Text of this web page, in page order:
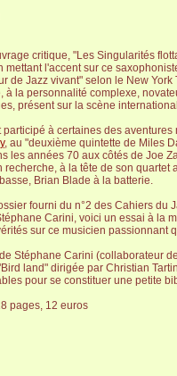
critique, "Les Singularités
mettant l'accent sur ce
de Jazz vivant" selon le New
à la personnalité complexe,
présent sur la scène
participé à certaines des
, au "deuxième quintette de Miles
les années 70 aux côtés de Joe
recherche, à la tête de son
Brian Blade à la batterie.
fourni du n°2 des Cahiers du
Carini, voici un essai à la
sur ce musicien passionnant
Stéphane Carini (collaborateur
land" dirigée par Christian
pour se constituer une petite
pages, 12 euros